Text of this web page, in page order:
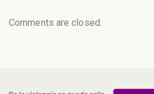
Comments are closed.